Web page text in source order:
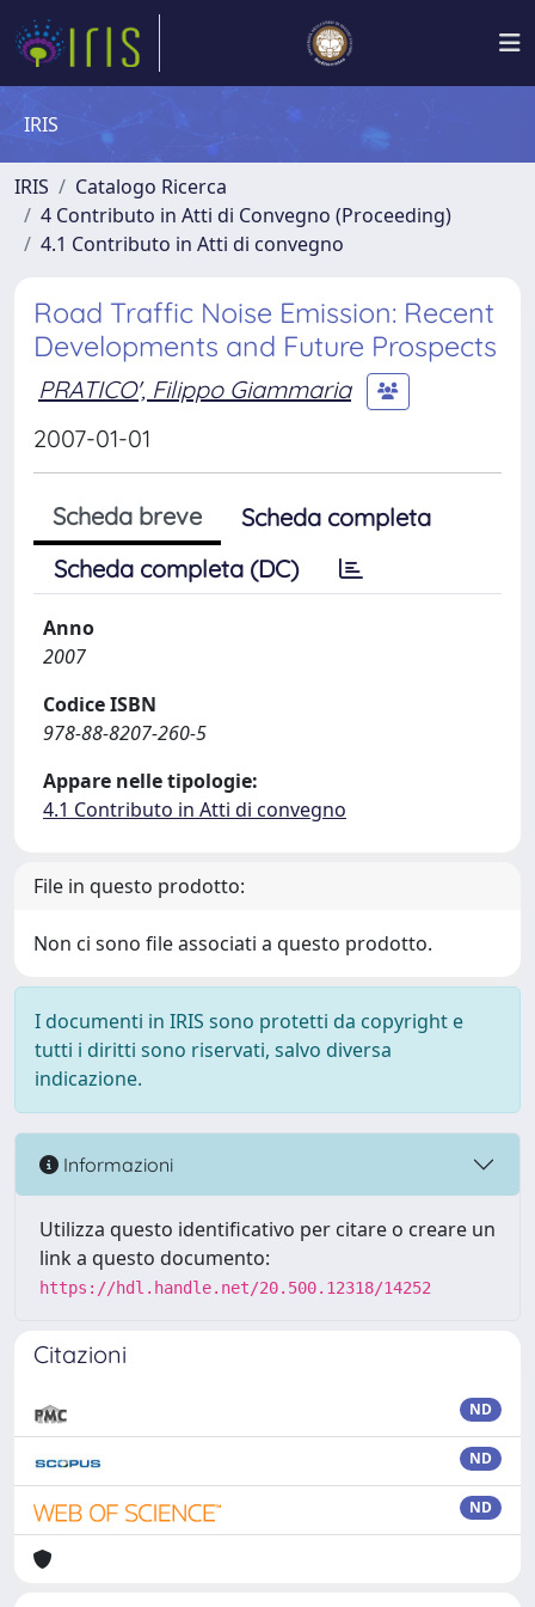
IRIS
IRIS
Catalogo Ricerca
4 Contributo in Atti di Convegno (Proceeding)
4.1 Contributo in Atti di convegno
Road Traffic Noise Emission: Recent
Developments and Future Prospects
PRATICO', Filippo Giammaria
2007-01-01
Scheda breve
Scheda completa
Scheda completa (DC)
Anno
2007
Codice ISBN
978-88-8207-260-5
Appare nelle tipologie:
4.1 Contributo in Atti di convegno
File in questo prodotto:
Non ci sono file associati a questo prodotto.
I documenti in IRIS sono protetti da copyright e
tutti i diritti sono riservati, salvo diversa
indicazione.
Informazioni
Utilizza questo identificativo per citare o creare un
link a questo documento:
https://hdl.handle.net/20.500.12318/14252
Citazioni
ND
ND
ND